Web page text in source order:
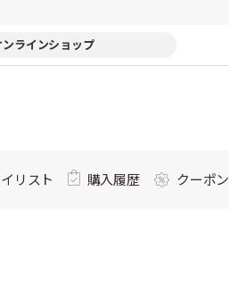
ンラインショップ
リスト 購入履歴 クーポン